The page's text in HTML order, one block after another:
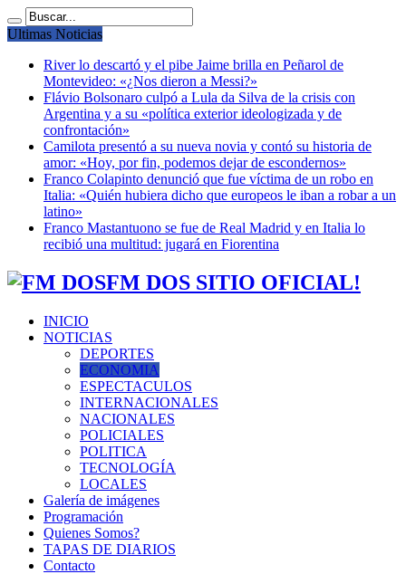
Ultimas Noticias
River lo descartó y el pibe Jaime brilla en Peñarol de
Montevideo: «¿Nos dieron a Messi?»
Flávio Bolsonaro culpó a Lula da Silva de la crisis con
Argentina y a su «política exterior ideologizada y de
confrontación»
Camilota presentó a su nueva novia y contó su historia de
amor: «Hoy, por fin, podemos dejar de escondernos»
Franco Colapinto denunció que fue víctima de un robo en
Italia: «Quién hubiera dicho que europeos le iban a robar a un
latino»
Franco Mastantuono se fue de Real Madrid y en Italia lo
recibió una multitud: jugará en Fiorentina
FM DOS SITIO OFICIAL!
INICIO
NOTICIAS
DEPORTES
ECONOMIA
ESPECTACULOS
INTERNACIONALES
NACIONALES
POLICIALES
POLITICA
TECNOLOGÍA
LOCALES
Galería de imágenes
Programación
Quienes Somos?
TAPAS DE DIARIOS
Contacto